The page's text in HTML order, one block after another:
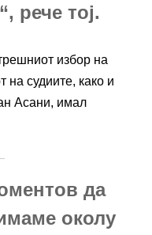
рече тој.
избор на
на судиите, како и
Асани, имал
да
околу